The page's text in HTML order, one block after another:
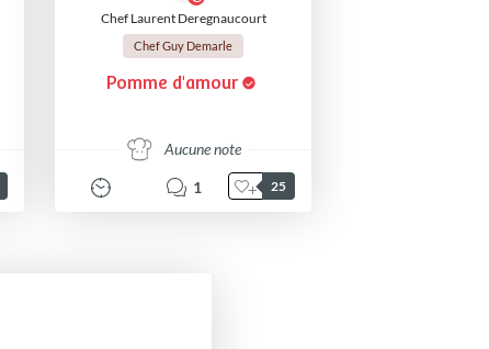
Chef Laurent Deregnaucourt
Chef Guy Demarle
Pomme d'amour
Aucune note
1 25